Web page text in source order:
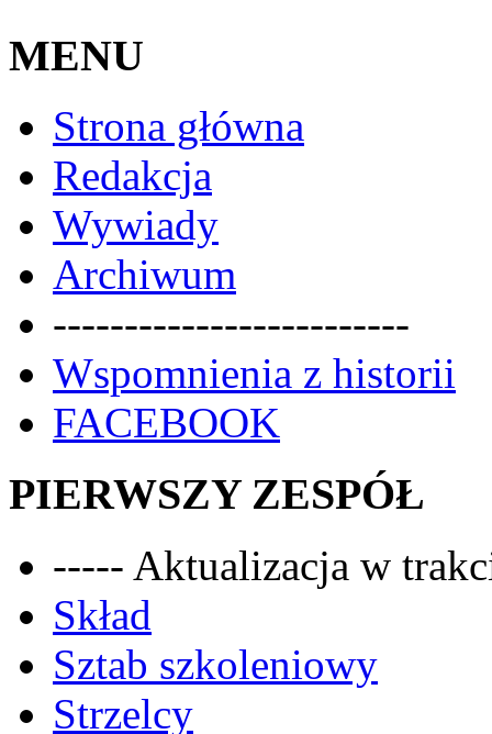
MENU
Strona główna
Redakcja
Wywiady
Archiwum
-------------------------
Wspomnienia z historii
FACEBOOK
PIERWSZY ZESPÓŁ
----- Aktualizacja w
Skład
Sztab szkoleniowy
Strzelcy